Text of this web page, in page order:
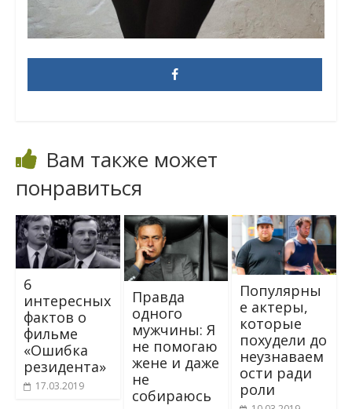
Вам также может
понравиться
6
интересных
фактов о
фильме
«Ошибка
резидента»
17.03.2019
Правда
одного
мужчины: Я
не помогаю
жене и даже
не
собираюсь
Популярны
е актеры,
которые
похудели до
неузнаваем
ости ради
роли